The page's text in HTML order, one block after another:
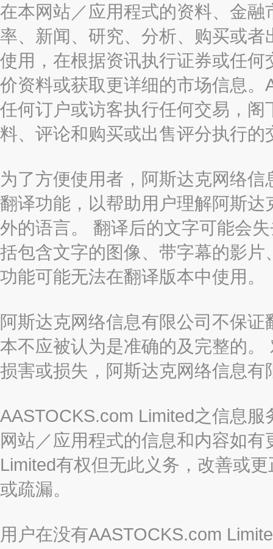
在本网站／应用程式的资料、金
率、新闻、研究、分析、购买或
使用，在根据资讯执行证券或任
价资料或获取更详细的市场信息
任何订户或访客执行任何交易，
料、评论和购买或出售评分执行的
为了方便使用者，阿斯达克网络
翻译功能，以帮助用户理解阿斯
外的语言。 翻译后的文字可能会
括包含文字的图像、带字幕的影
功能可能无法在翻译版本中使用。
阿斯达克网络信息有限公司不保
本不应被认为是准确的及完整的
损害或损失，阿斯达克网络信息
AASTOCKS.com Limited之信息
网站／应用程式的信息和内容如
Limited有权但无此义务，改善或
或疏漏。
用户在没有AASTOCKS.com